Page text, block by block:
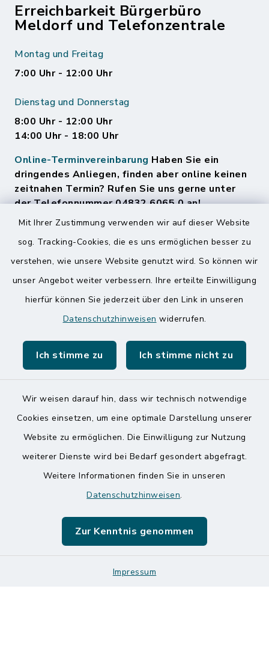
Mit Ihrer Zustimmung verwenden wir auf dieser Website
sog. Tracking-Cookies, die es uns ermöglichen besser zu
verstehen, wie unsere Website genutzt wird. So können wir
unser Angebot weiter verbessern. Ihre erteilte Einwilligung
hierfür können Sie jederzeit über den Link in unseren
Datenschutzhinweisen widerrufen.
Ich stimme zu Ich stimme nicht zu
Wir weisen darauf hin, dass wir technisch notwendige
Cookies einsetzen, um eine optimale Darstellung unserer
Website zu ermöglichen. Die Einwilligung zur Nutzung
weiterer Dienste wird bei Bedarf gesondert abgefragt.
Weitere Informationen finden Sie in unseren
Datenschutzhinweisen.
Zur Kenntnis genommen
Impressum
Erreichbarkeit Bürgerbüro
Meldorf und Telefonzentrale
Montag und Freitag
7:00 Uhr - 12:00 Uhr
Dienstag und Donnerstag
8:00 Uhr - 12:00 Uhr
14:00 Uhr - 18:00 Uhr
Online-Terminvereinbarung Haben Sie ein
dringendes Anliegen, finden aber online keinen
zeitnahen Termin? Rufen Sie uns gerne unter
der Telefonnummer 04832 6065 0 an!
Quicklinks
Amt Mitteldithmarschen
Speicherkoog Meldorfer Koog
Kontakt
Datenschutz
Logos und Designmanual